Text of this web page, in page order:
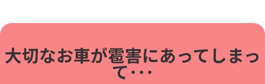
大切なお車が雹害にあってしまっ
て･･･